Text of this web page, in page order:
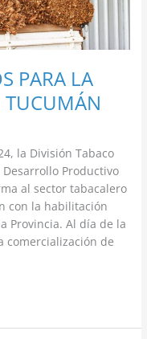
PARA LA
TUCUMÁN
la División Tabaco
Productivo
al sector tabacalero
con la habilitación
Provincia. Al día de la
comercialización de